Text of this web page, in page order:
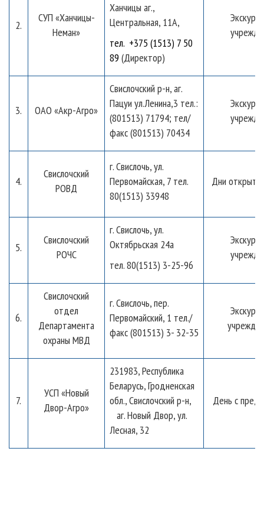
2.
СУП «Ханчицы-
Неман»
Ханчицы аг.,
Центральная, 11А,
тел. +375 (1513) 7 50
89 (Директор)
3. ОАО «Акр-Агро»
Свислочский р-н, аг.
Пацуи ул.Ленина,3 тел.:
(801513) 71794; тел/
факс (801513) 70434
4.
Свислочский
РОВД
г. Свислочь, ул.
Первомайская, 7 тел.
80(1513) 33948
Дни
5.
Свислочский
РОЧС
г. Свислочь, ул.
Октябрьская 24а
тел. 80(1513) 3-25-96
6.
Свислочский
отдел
Департамента
охраны МВД
г. Свислочь, пер.
Первомайский, 1 тел./
факс (801513) 3- 32-35
7.
УСП «Новый
Двор-Агро»
231983, Республика
Беларусь, Гродненская
обл., Свислочский р-н,
аг. Новый Двор, ул.
Лесная, 32
День с